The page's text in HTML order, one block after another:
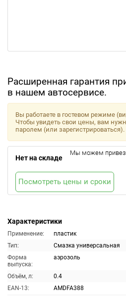
Расширенная гарантия
в нашем автосервисе.
Характеристики
Применение:
пластик
Тип:
Смазка универсальная
Форма
выпуска:
аэрозоль
Объём, л:
0.4
EAN-13:
AMDFA388
Вы работаете в гостевом режиме
Чтобы увидеть свои цены, вам
паролем (или зарегистрироваться).
Нет на складе
Мы можем
Посмотреть цены и сроки